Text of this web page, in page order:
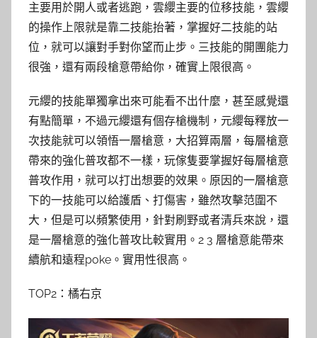
主要用於開人或者逃跑，雲纓主要的位移技能，雲纓
的操作上限就是靠二技能抬著，掌握好二技能的站
位，就可以讓對手對你望而止步。三技能的開團能力
很強，還有兩段槍意帶給你，確實上限很高。
元纓的技能單獨拿出來可能看不出什麼，甚至感覺還
有點簡單，不過元纓還有個存槍機制，元纓每釋放一
次技能就可以領悟一層槍意，大招算兩層，每層槍意
帶來的強化普攻都不一樣，玩傢隻要掌握好每層槍意
普攻作用，就可以打出想要的效果。原因的一層槍意
下的一技能可以給護盾、打傷害，雖然攻擊范圍不
大，但是可以頻繁使用，針對刷野或者清兵來說，還
是一層槍意的強化普攻比較實用。2 3 層槍意能帶來
續航和遠程poke。實用性很高。
TOP2：橘右京